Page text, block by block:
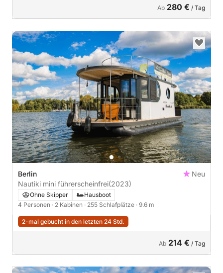
Ab 280 € / Tag
Berlin
Neu
Nautiki mini führerscheinfrei(2023)
Ohne Skipper
Hausboot
4 Personen · 2 Kabinen · 255 Schlafplätze · 9.6 m
2-mal gebucht in den letzten 24 Std.
Ab 214 € / Tag